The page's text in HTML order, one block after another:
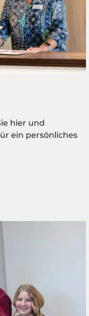
hier und
ein persönliches